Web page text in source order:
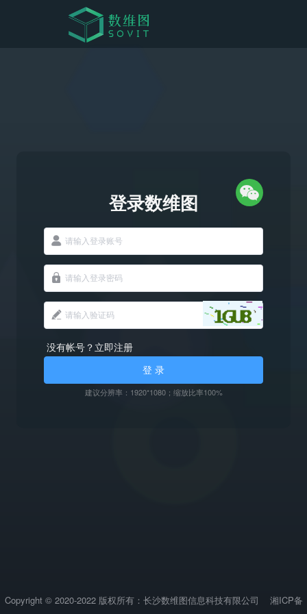
登录数维图
没有帐号？立即注册
登 录
建议分辨率：1920*1080；缩放比率100%
Copyright © 2020-2022 版权所有：长沙数维图信息科技有限公司 湘ICP备